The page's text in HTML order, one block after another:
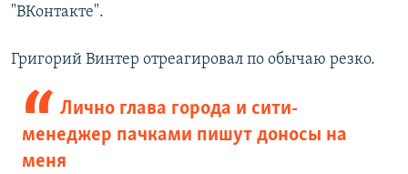
"ВКонтакте".
Григорий Винтер отреагировал по обычаю резко.
Лично глава города и сити-
менеджер пачками пишут доносы на
меня